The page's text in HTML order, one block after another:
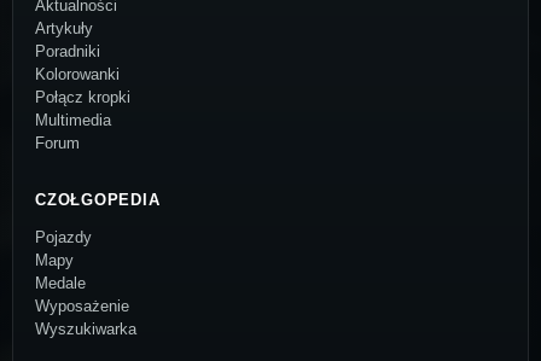
Aktualności
Artykuły
Poradniki
Kolorowanki
Połącz kropki
Multimedia
Forum
CZOŁGOPEDIA
Pojazdy
Mapy
Medale
Wyposażenie
Wyszukiwarka